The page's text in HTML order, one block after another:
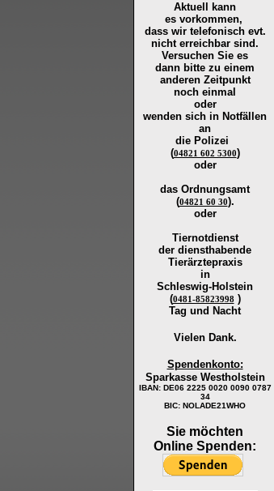
Aktuell kann
es vorkommen,
dass wir telefonisch evt.
nicht erreichbar sind.
Versuchen Sie es
dann bitte zu einem
anderen Zeitpunkt
noch einmal
oder
wenden sich in Notfällen
an
die Polizei
(04821 602 5300)
oder
das Ordnungsamt
(04821 60 30).
oder
Tiernotdienst
der diensthabende
Tierärztepraxis
in
Schleswig-Holstein
(0481-85823998 )
Tag und Nacht
Vielen Dank.
Spendenkonto:
Sparkasse Westholstein
IBAN: DE06 2225 0020 0090 0787
34
BIC: NOLADE21WHO
Sie möchten
Online Spenden: